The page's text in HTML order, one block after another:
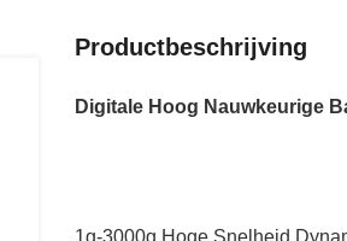
Productbeschrijving
Digitale Hoog Nauwkeurige
1g-3000g Hoge Snelheid